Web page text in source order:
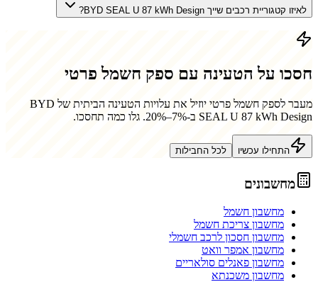
לאיזו קטגוריית רכבים שייך BYD SEAL U 87 kWh Design?
חסכו על הטעינה עם ספק חשמל פרטי
מעבר לספק חשמל פרטי יוזיל את עלויות הטעינה הביתית של BYD
SEAL U 87 kWh Design ב-7%–20%. גלו כמה תחסכו.
התחילו עכשיו לכל החבילות
מחשבונים
מחשבון חשמל
מחשבון צריכת חשמל
מחשבון חסכון לרכב חשמלי
מחשבון אמפר וואט
מחשבון פאנלים סולאריים
מחשבון משכנתא